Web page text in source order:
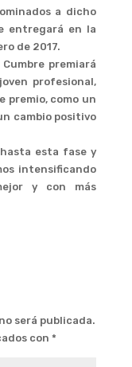
a dicho
entregará en la
de 2017.
premiará
profesional,
premio, como un
cambio positivo
esta fase y
intensificando
y con más
será publicada.
con *